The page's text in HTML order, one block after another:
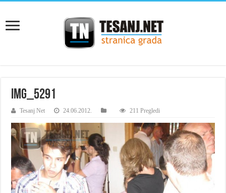
IMG_5291
Tesanj Net 24.06.2012. 211 Pregledi